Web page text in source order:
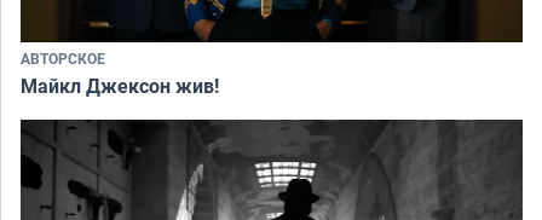
АВТОРСКОЕ
Майкл Джексон жив!